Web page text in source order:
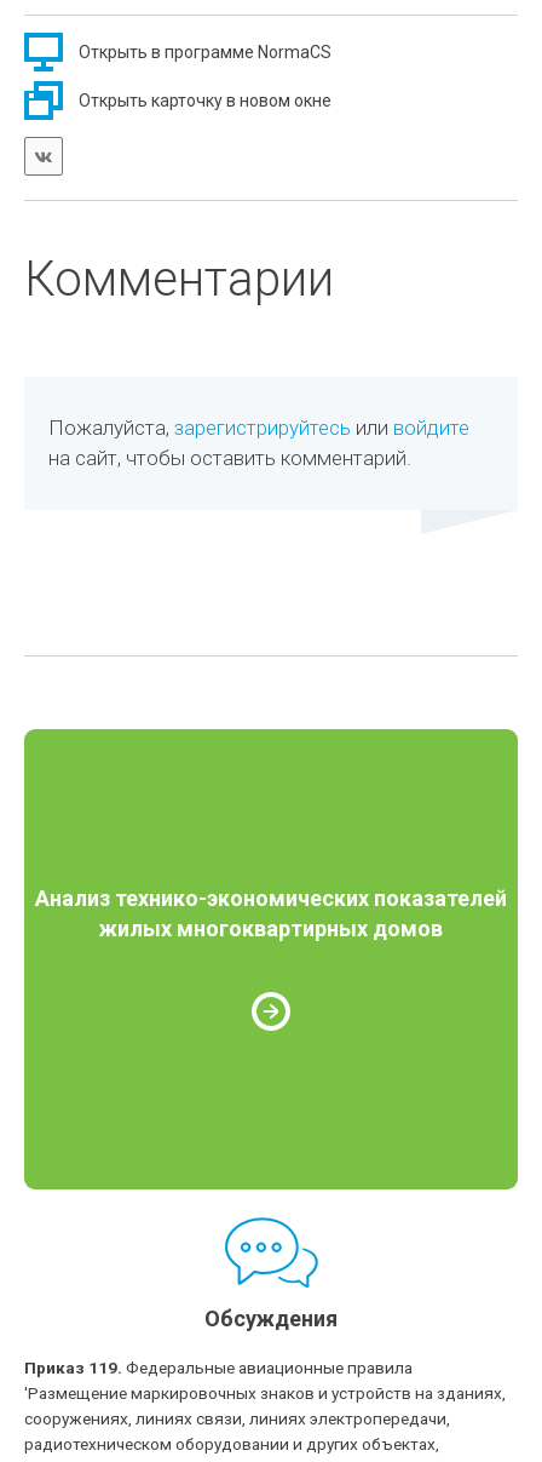
Открыть в программе NormaCS
Открыть карточку в новом окне
Комментарии
Пожалуйста,зарегистрируйтесь или войдите
на сайт, чтобы оставить комментарий.
Анализ технико-экономических показателей
жилых многоквартирных домов
Обсуждения
Приказ 119. Федеральные авиационные правила
'Размещение маркировочных знаков и устройств на зданиях,
сооружениях, линиях связи, линиях электропередачи,
радиотехническом оборудовании и других объектах,